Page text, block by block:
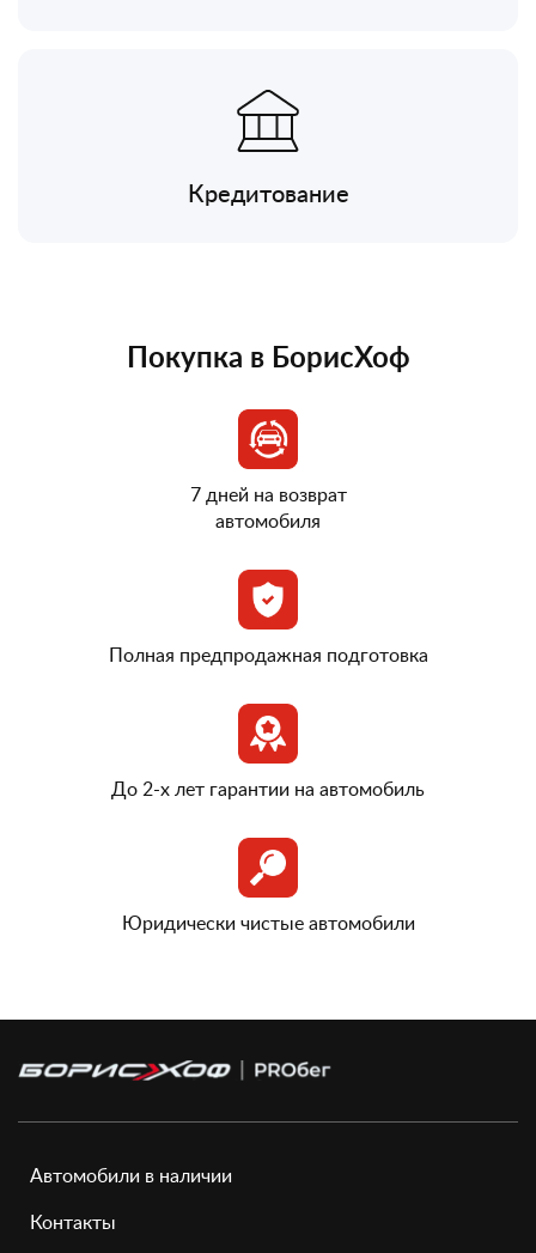
Кредитование
Покупка в БорисХоф
7 дней на возврат
автомобиля
Полная предпродажная подготовка
До 2-х лет гарантии на автомобиль
Юридически чистые автомобили
Автомобили в наличии
Контакты